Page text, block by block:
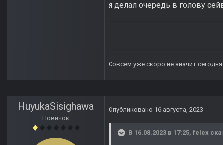
я делал очередь в голову
Совсем уже скоро не значит
HuyukaSisighawa
Новичок
Опубликовано 16 августа, 2023
В 16.08.2023 в 17:25, felex